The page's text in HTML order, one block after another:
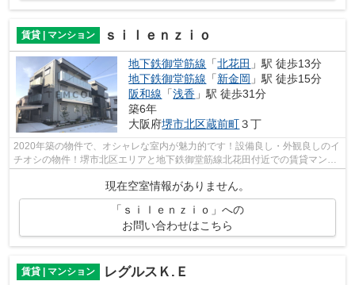
賃貸 | マンション ｓｉｌｅｎｚｉｏ
地下鉄御堂筋線 「北花田 」駅 徒歩13分
地下鉄御堂筋線 「新金岡 」駅 徒歩15分
阪和線 「浅香 」駅 徒歩31分
築6年
大阪府堺市北区蔵前町３丁
2020年築の物件で、オシャレな室内が魅力的です！設備良し・外観良しのイ
チオシの物件！堺市北区エリアと地下鉄御堂筋線北花田付近での賃貸マンシ
現在空室情報がありません。
「ｓｉｌｅｎｚｉｏ」への
お問い合わせはこちら
賃貸 | マンション レグルスＫ.Ｅ